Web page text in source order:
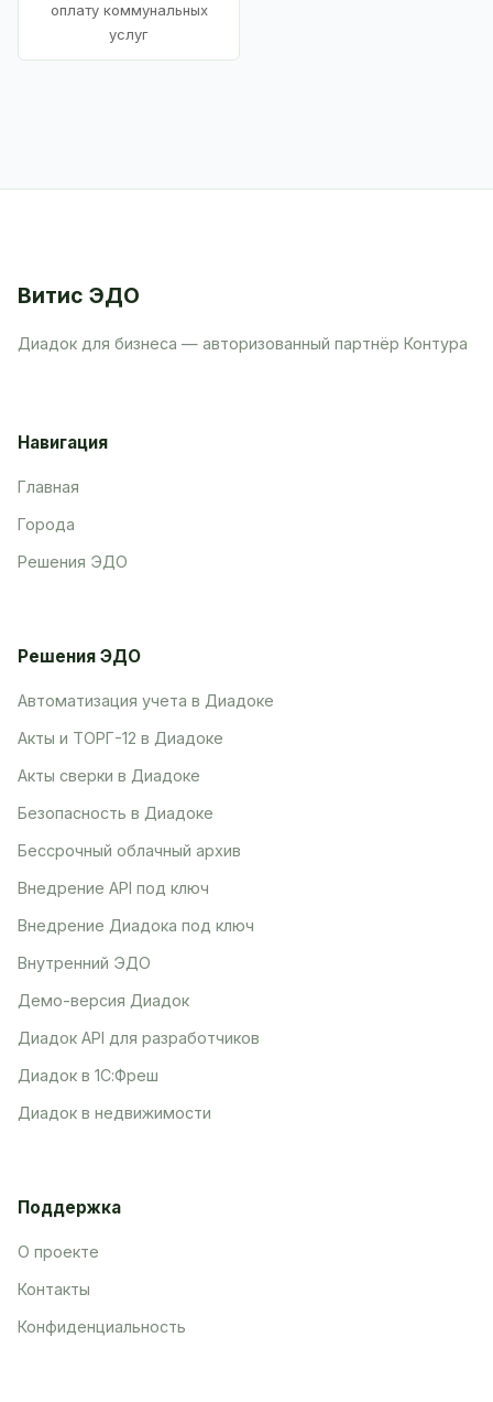
оплату коммунальных
услуг
Витис ЭДО
Диадок для бизнеса — авторизованный партнёр Контура
Навигация
Главная
Города
Решения ЭДО
Решения ЭДО
Автоматизация учета в Диадоке
Акты и ТОРГ-12 в Диадоке
Акты сверки в Диадоке
Безопасность в Диадоке
Бессрочный облачный архив
Внедрение API под ключ
Внедрение Диадока под ключ
Внутренний ЭДО
Демо-версия Диадок
Диадок API для разработчиков
Диадок в 1С:Фреш
Диадок в недвижимости
Поддержка
О проекте
Контакты
Конфиденциальность